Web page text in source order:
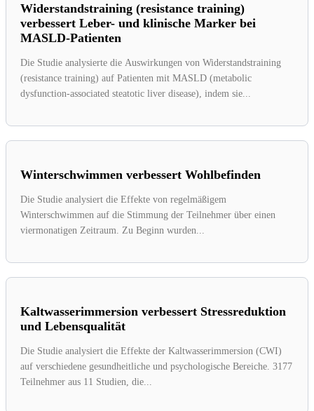
Widerstandstraining (resistance training)
verbessert Leber- und klinische Marker bei
MASLD-Patienten
Die Studie analysierte die Auswirkungen von Widerstandstraining
(resistance training) auf Patienten mit MASLD (metabolic
dysfunction-associated steatotic liver disease), indem sie...
Winterschwimmen verbessert Wohlbefinden
Die Studie analysiert die Effekte von regelmäßigem
Winterschwimmen auf die Stimmung der Teilnehmer über einen
viermonatigen Zeitraum. Zu Beginn wurden...
Kaltwasserimmersion verbessert Stressreduktion
und Lebensqualität
Die Studie analysiert die Effekte der Kaltwasserimmersion (CWI)
auf verschiedene gesundheitliche und psychologische Bereiche. 3177
Teilnehmer aus 11 Studien, die...